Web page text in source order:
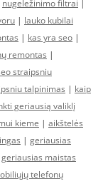
nugeležinimo filtrai |
| lauko kubilai
| kas yra seo |
remontas |
straipsniu
talpinimas | kaip
geriausią valiklį
kieme | aikštelės
| geriausias
geriausias maistas
telefonų